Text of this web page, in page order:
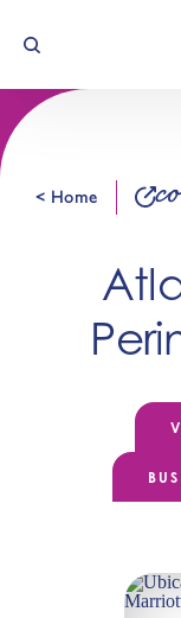
Ir al contenido
< Home